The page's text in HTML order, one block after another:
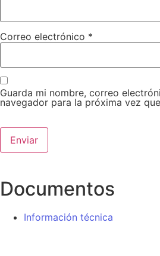
Correo electrónico *
Guarda mi nombre, correo
navegador para la próxima vez
Documentos
Información técnica